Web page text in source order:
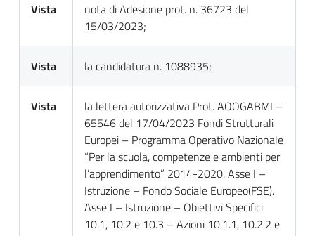
Vista
nota di Adesione prot. n. 36723 del
15/03/2023;
Vista la candidatura n. 1088935;
Vista
la lettera autorizzativa Prot. AOOGABMI –
65546 del 17/04/2023 Fondi Strutturali
Europei – Programma Operativo Nazionale
“Per la scuola, competenze e ambienti per
l’apprendimento” 2014-2020. Asse I –
Istruzione – Fondo Sociale Europeo(FSE).
Asse I – Istruzione – Obiettivi Specifici
10.1, 10.2 e 10.3 – Azioni 10.1.1, 10.2.2 e